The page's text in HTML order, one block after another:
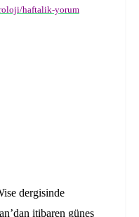
haftalik-yorum
dergisinde
itibaren güneş